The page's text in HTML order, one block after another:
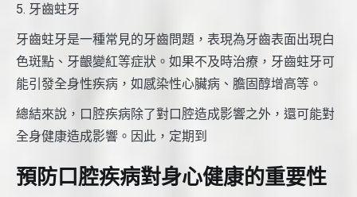
5. 牙齒蛀牙
牙齒蛀牙是一種常見的牙齒問題，表現為牙齒表面出現白
色斑點、牙齦變紅等症狀。如果不及時治療，牙齒蛀牙可
能引發全身性疾病，如感染性心臟病、膽固醇增高等。
總結來說，口腔疾病除了對口腔造成影響之外，還可能對
全身健康造成影響。因此，定期到
預防口腔疾病對身心健康的重要性